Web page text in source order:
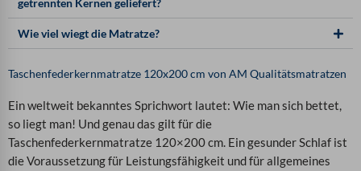
getrennten Kernen geliefert?
Wie viel wiegt die Matratze?
Taschenfederkernmatratze 120x200 cm von AM Qualitätsmatratzen
Ein weltweit bekanntes Sprichwort lautet: Wie man sich bettet,
so liegt man! Und genau das gilt für die
Taschenfederkernmatratze 120×200 cm. Ein gesunder Schlaf ist
die Voraussetzung für Leistungsfähigkeit und für allgemeines